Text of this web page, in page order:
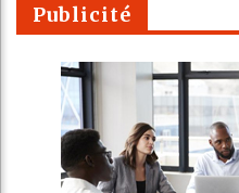
Publicité